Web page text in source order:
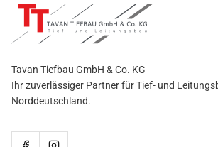
Tavan Tiefbau GmbH & Co. KG
Ihr zuverlässiger Partner für Tief- und
Norddeutschland.